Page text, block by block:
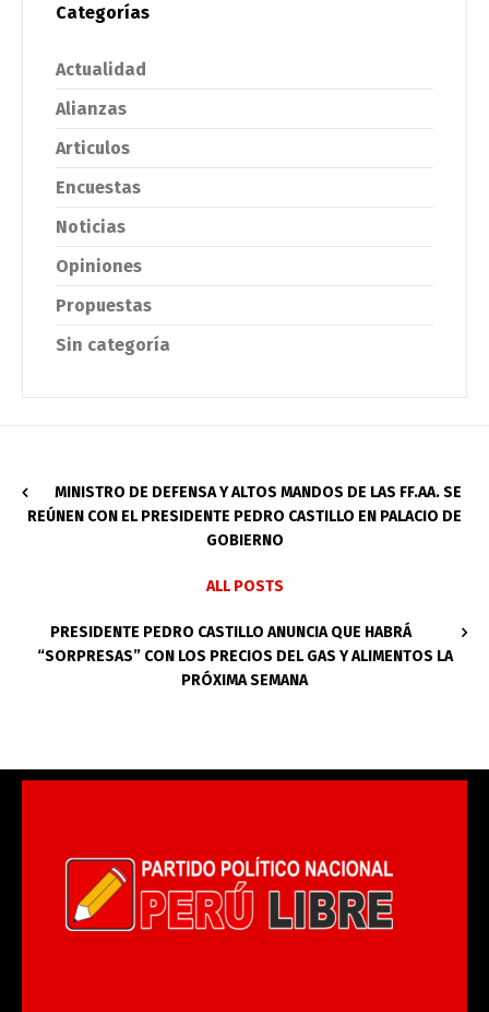
Categorías
Actualidad
Alianzas
Articulos
Encuestas
Noticias
Opiniones
Propuestas
Sin categoría
MINISTRO DE DEFENSA Y ALTOS MANDOS DE LAS FF.AA. SE
REÚNEN CON EL PRESIDENTE PEDRO CASTILLO EN PALACIO DE
GOBIERNO
ALL POSTS
PRESIDENTE PEDRO CASTILLO ANUNCIA QUE HABRÁ
“SORPRESAS” CON LOS PRECIOS DEL GAS Y ALIMENTOS LA
PRÓXIMA SEMANA